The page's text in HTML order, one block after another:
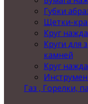
Губки
Щетки-
Круг
Круги для
камней
Круг
Газ , Горелки,